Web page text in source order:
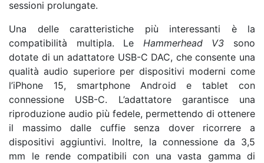
sessioni prolungate.
Una delle caratteristiche più interessanti è la
compatibilità multipla. Le Hammerhead V3 sono
dotate di un adattatore USB-C DAC, che consente una
qualità audio superiore per dispositivi moderni come
l’iPhone 15, smartphone Android e tablet con
connessione USB-C. L’adattatore garantisce una
riproduzione audio più fedele, permettendo di ottenere
il massimo dalle cuffie senza dover ricorrere a
dispositivi aggiuntivi. Inoltre, la connessione da 3,5
mm le rende compatibili con una vasta gamma di